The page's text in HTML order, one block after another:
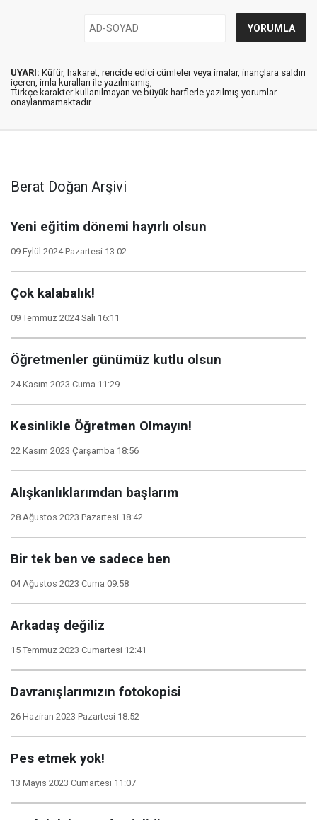
UYARI: Küfür, hakaret, rencide edici cümleler veya imalar, inançlara saldırı
içeren, imla kuralları ile yazılmamış,
Türkçe karakter kullanılmayan ve büyük harflerle yazılmış yorumlar
onaylanmamaktadır.
Berat Doğan Arşivi
Yeni eğitim dönemi hayırlı olsun
09 Eylül 2024 Pazartesi 13:02
Çok kalabalık!
09 Temmuz 2024 Salı 16:11
Öğretmenler günümüz kutlu olsun
24 Kasım 2023 Cuma 11:29
Kesinlikle Öğretmen Olmayın!
22 Kasım 2023 Çarşamba 18:56
Alışkanlıklarımdan başlarım
28 Ağustos 2023 Pazartesi 18:42
Bir tek ben ve sadece ben
04 Ağustos 2023 Cuma 09:58
Arkadaş değiliz
15 Temmuz 2023 Cumartesi 12:41
Davranışlarımızın fotokopisi
26 Haziran 2023 Pazartesi 18:52
Pes etmek yok!
13 Mayıs 2023 Cumartesi 11:07